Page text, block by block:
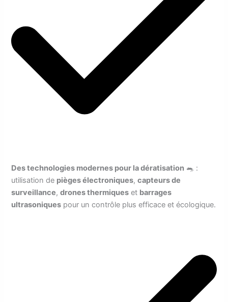
Des technologies modernes pour la dératisation 🐀 :
utilisation de pièges électroniques,capteurs de
surveillance,drones thermiques et barrages
ultrasoniques pour un contrôle plus efficace et écologique.